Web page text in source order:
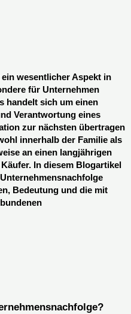
wesentlicher Aspekt in
für Unternehmen
handelt sich um einen
Verantwortung eines
zur nächsten übertragen
innerhalb der Familie als
an einen langjährigen
In diesem Blogartikel
Bedeutung und die mit